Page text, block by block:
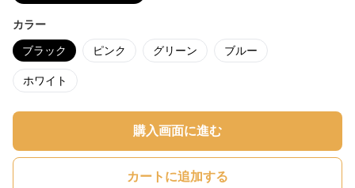
カラー
ブラック ピンク グリーン ブルー
ホワイト
購入画面に進む
カートに追加する